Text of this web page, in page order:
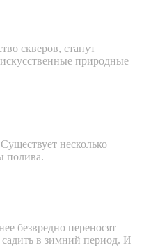
скверов, станут
природные
несколько
полива.
безвредно переносят
садить в зимний период. И